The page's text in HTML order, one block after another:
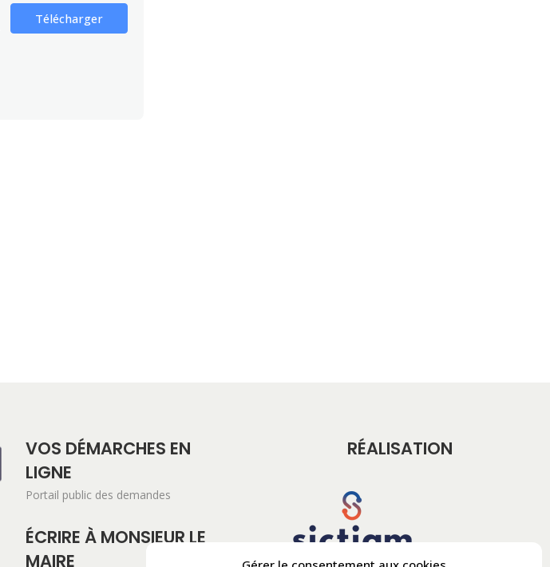
Télécharger
VOS DÉMARCHES EN
LIGNE
Portail public des demandes
ÉCRIRE À MONSIEUR LE
MAIRE
RÉALISATION